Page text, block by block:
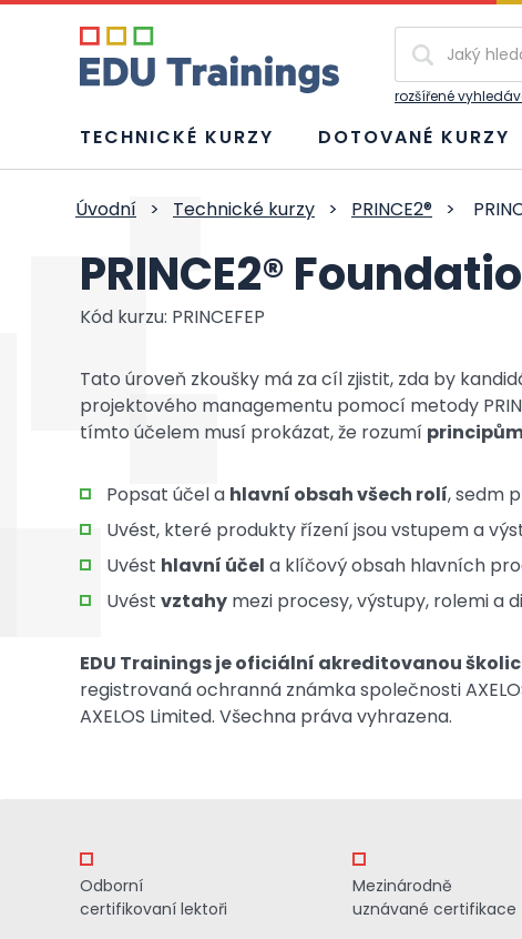
rozšířené
TECHNICKÉ KURZY DOTOVANÉ KURZY
Úvodní > Technické kurzy > PRINCE2® >
PRINCE2®
Kód kurzu: PRINCEFEP
Tato úroveň zkoušky má za cíl zjistit, zda by
projektového managementu pomocí metody
tímto účelem musí prokázat, že rozumí
Popsat účel a hlavní obsah všech rolí, sedm
Uvést, které produkty řízení jsou vstupem a
Uvést hlavní účel a klíčový obsah hlavních
Uvést vztahy mezi procesy, výstupy, rolemi a
EDU Trainings je oficiální akreditovanou
registrovaná ochranná známka společnosti
AXELOS Limited. Všechna práva vyhrazena.
Odborní
certifikovaní lektoři
Mezinárodně
uznávané certifikace